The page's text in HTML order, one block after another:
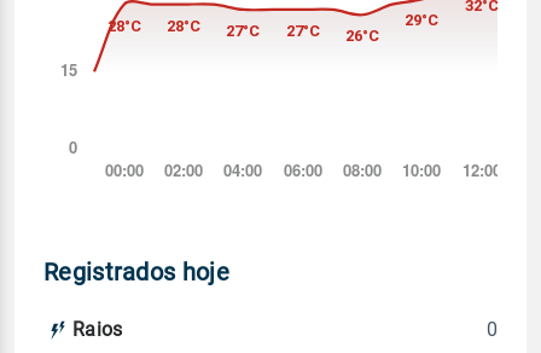
Registrados hoje
Raios 0